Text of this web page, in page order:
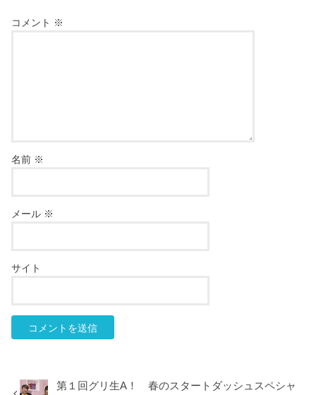
コメント ※
名前 ※
メール ※
サイト
第１回グリ生A！ 春のスタートダッシュスペシャ